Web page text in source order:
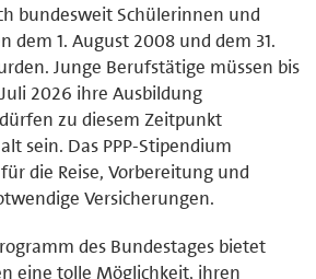
bundesweit Schülerinnen und
dem 1. August 2008 und dem 31.
Junge Berufstätige müssen bis
2026 ihre Ausbildung
zu diesem Zeitpunkt
sein. Das PPP-Stipendium
die Reise, Vorbereitung und
Versicherungen.
des Bundestages bietet
eine tolle Möglichkeit, ihren